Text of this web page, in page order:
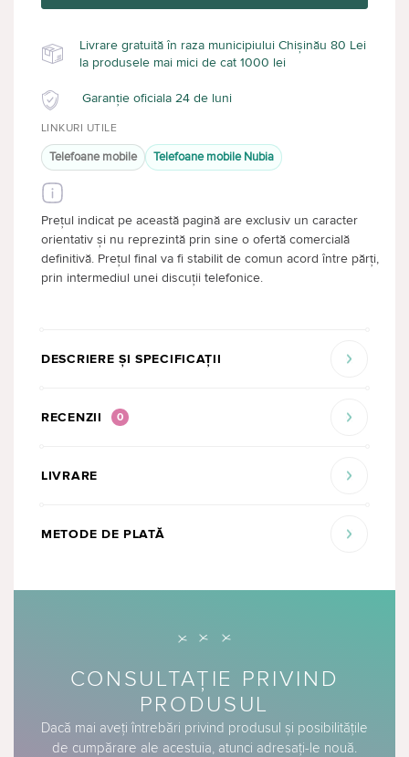
Livrare gratuită în raza municipiului Chișinău 80 Lei
la produsele mai mici de cat 1000 lei
Garanție oficiala 24 de luni
LINKURI UTILE
Telefoane mobile Telefoane mobile Nubia
Prețul indicat pe această pagină are exclusiv un caracter
orientativ și nu reprezintă prin sine o ofertă comercială
definitivă. Prețul final va fi stabilit de comun acord între părți,
prin intermediul unei discuții telefonice.
DESCRIERE ȘI SPECIFICAȚII
RECENZII 0
LIVRARE
METODE DE PLATĂ
CONSULTAȚIE PRIVIND
PRODUSUL
Dacă mai aveți întrebări privind produsul și posibilitățile
de cumpărare ale acestuia, atunci adresați-le nouă.